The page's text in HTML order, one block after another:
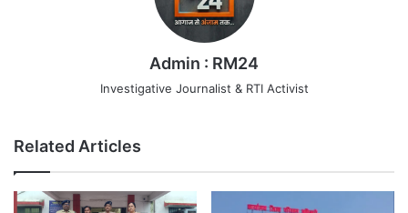
Admin : RM24
Investigative Journalist & RTI Activist
Related Articles